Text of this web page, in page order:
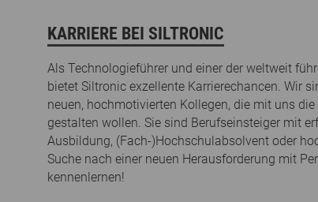
KARRIERE BEI SILTRONIC
Als Technologieführer und einer der weltweit
bietet Siltronic exzellente Karrierechancen. Wir
neuen, hochmotivierten Kollegen, die mit uns
gestalten wollen. Sie sind Berufseinsteiger mit
Ausbildung, (Fach-)Hochschulabsolvent oder
Suche nach einer neuen Herausforderung mit
kennenlernen!